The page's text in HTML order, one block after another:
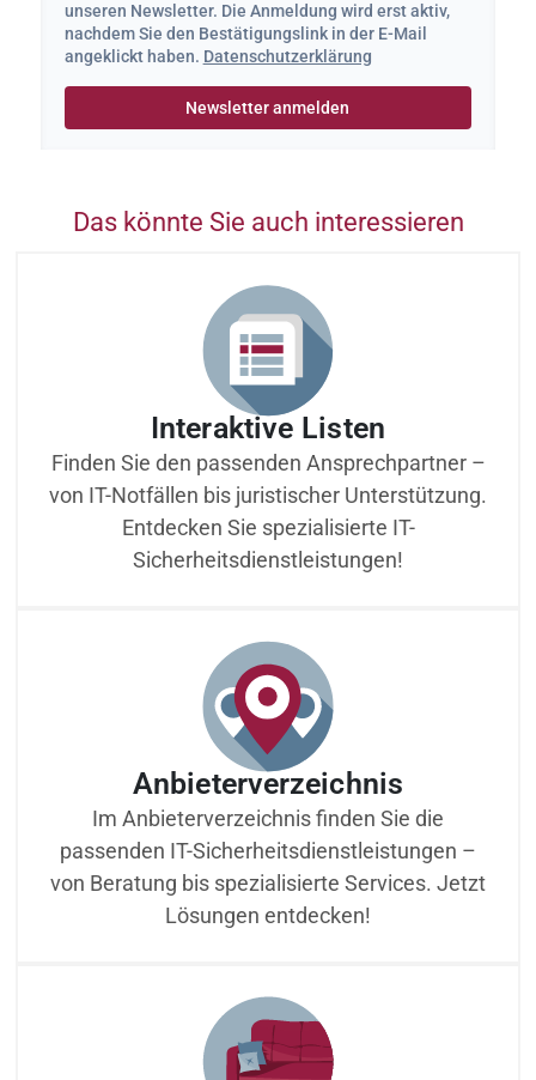
unseren Newsletter. Die Anmeldung wird erst aktiv,
nachdem Sie den Bestätigungslink in der E-Mail
angeklickt haben. Datenschutzerklärung
Das könnte Sie auch interessieren
Interaktive Listen
Finden Sie den passenden Ansprechpartner –
von IT-Notfällen bis juristischer Unterstützung.
Entdecken Sie spezialisierte IT-
Sicherheitsdienstleistungen!
Anbieterverzeichnis
Im Anbieterverzeichnis finden Sie die
passenden IT-Sicherheitsdienstleistungen –
von Beratung bis spezialisierte Services. Jetzt
Lösungen entdecken!